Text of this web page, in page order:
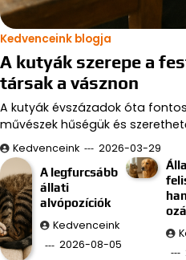
Kedvenceink blogja
A kutyák szerepe a
társak a vásznon
A kutyák évszázadok óta
művészek hűségük és
Kedvenceink
2026-03-29
A legfurcsább
állati
alvópozíciók
Kedvenceink
2026-08-05